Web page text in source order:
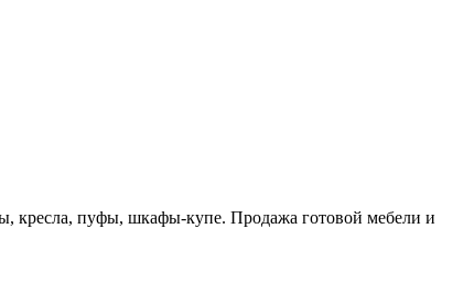
кресла, пуфы, шкафы-купе. Продажа готовой мебели и